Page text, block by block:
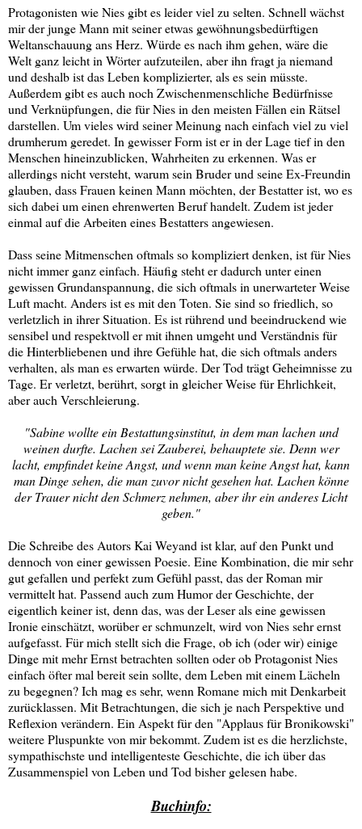
Protagonisten wie Nies gibt es leider viel zu selten. Schnell wächst
mir der junge Mann mit seiner etwas gewöhnungsbedürftigen
Weltanschauung ans Herz. Würde es nach ihm gehen, wäre die
Welt ganz leicht in Wörter aufzuteilen, aber ihn fragt ja niemand
und deshalb ist das Leben komplizierter, als es sein müsste.
Außerdem gibt es auch noch Zwischenmenschliche Bedürfnisse
und Verknüpfungen, die für Nies in den meisten Fällen ein Rätsel
darstellen. Um vieles wird seiner Meinung nach einfach viel zu viel
drumherum geredet. In gewisser Form ist er in der Lage tief in den
Menschen hineinzublicken, Wahrheiten zu erkennen. Was er
allerdings nicht versteht, warum sein Bruder und seine Ex-Freundin
glauben, dass Frauen keinen Mann möchten, der Bestatter ist, wo es
sich dabei um einen ehrenwerten Beruf handelt. Zudem ist jeder
einmal auf die Arbeiten eines Bestatters angewiesen.
Dass seine Mitmenschen oftmals so kompliziert denken, ist für Nies
nicht immer ganz einfach. Häufig steht er dadurch unter einen
gewissen Grundanspannung, die sich oftmals in unerwarteter Weise
Luft macht. Anders ist es mit den Toten. Sie sind so friedlich, so
verletzlich in ihrer Situation. Es ist rührend und beeindruckend wie
sensibel und respektvoll er mit ihnen umgeht und Verständnis für
die Hinterbliebenen und ihre Gefühle hat, die sich oftmals anders
verhalten, als man es erwarten würde. Der Tod trägt Geheimnisse zu
Tage. Er verletzt, berührt, sorgt in gleicher Weise für Ehrlichkeit,
aber auch Verschleierung.
"Sabine wollte ein Bestattungsinstitut, in dem man lachen und
weinen durfte. Lachen sei Zauberei, behauptete sie. Denn wer
lacht, empfindet keine Angst, und wenn man keine Angst hat, kann
man Dinge sehen, die man zuvor nicht gesehen hat. Lachen könne
der Trauer nicht den Schmerz nehmen, aber ihr ein anderes Licht
geben."
Die Schreibe des Autors Kai Weyand ist klar, auf den Punkt und
dennoch von einer gewissen Poesie. Eine Kombination, die mir sehr
gut gefallen und perfekt zum Gefühl passt, das der Roman mir
vermittelt hat. Passend auch zum Humor der Geschichte, der
eigentlich keiner ist, denn das, was der Leser als eine gewissen
Ironie einschätzt, worüber er schmunzelt, wird von Nies sehr ernst
aufgefasst. Für mich stellt sich die Frage, ob ich (oder wir) einige
Dinge mit mehr Ernst betrachten sollten oder ob Protagonist Nies
einfach öfter mal bereit sein sollte, dem Leben mit einem Lächeln
zu begegnen? Ich mag es sehr, wenn Romane mich mit Denkarbeit
zurücklassen. Mit Betrachtungen, die sich je nach Perspektive und
Reflexion verändern. Ein Aspekt für den "Applaus für Bronikowski"
weitere Pluspunkte von mir bekommt. Zudem ist es die herzlichste,
sympathischste und intelligenteste Geschichte, die ich über das
Zusammenspiel von Leben und Tod bisher gelesen habe.
Buchinfo: